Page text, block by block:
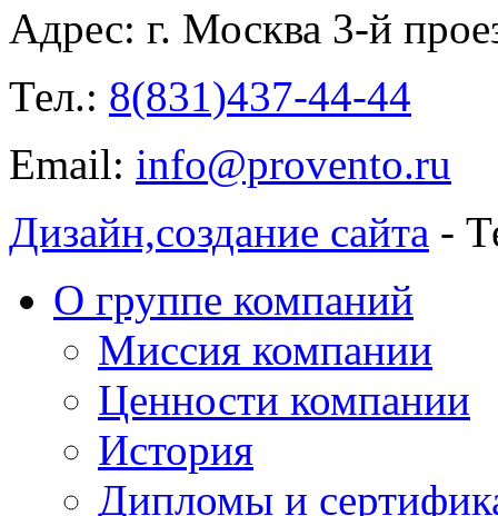
Адрес: г. Москва 3-й
Тел.: 8(831)437-44-44
Email: info@provento.ru
Дизайн,создание сайта -
О группе компаний
Миссия компании
Ценности компании
История
Дипломы и